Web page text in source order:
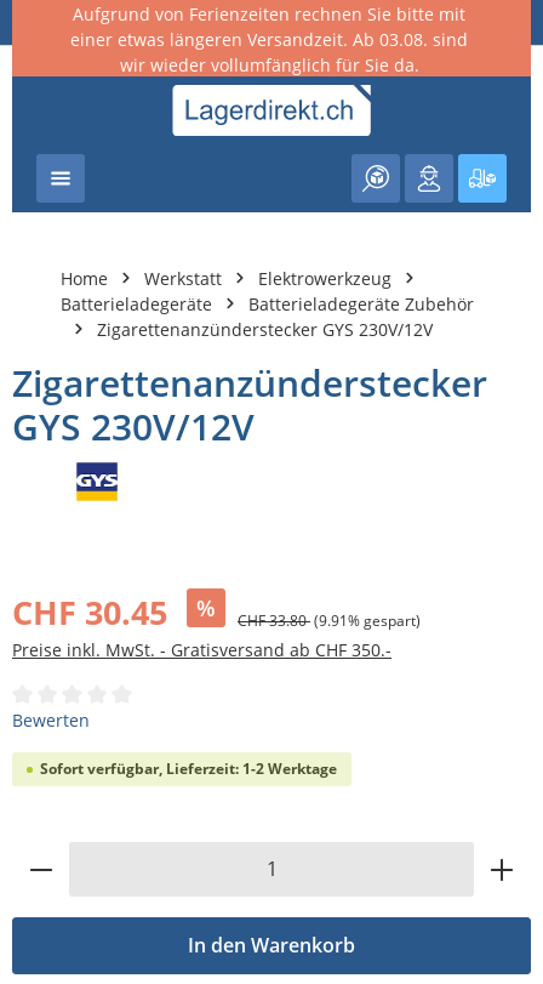
springen
Aufgrund von Ferienzeiten rechnen Sie bitte mit
einer etwas längeren Versandzeit. Ab 03.08. sind
wir wieder vollumfänglich für Sie da.
Home Werkstatt
Elektrowerkzeug
Batterieladegeräte
Batterieladegeräte Zubehör
Zigarettenanzünderstecker GYS 230V/12V
Zigarettenanzünderstecker
GYS 230V/12V
CHF 30.45 % CHF 33.80(9.91% gespart)
Preise inkl. MwSt. - Gratisversand ab CHF 350.-
Durchschnittliche Bewertung von 0 von 5 Sternen
Bewerten
Sofort verfügbar, Lieferzeit: 1-2 Werktage
Produkt Anzahl: Gib den gewünschten
In den Warenkorb